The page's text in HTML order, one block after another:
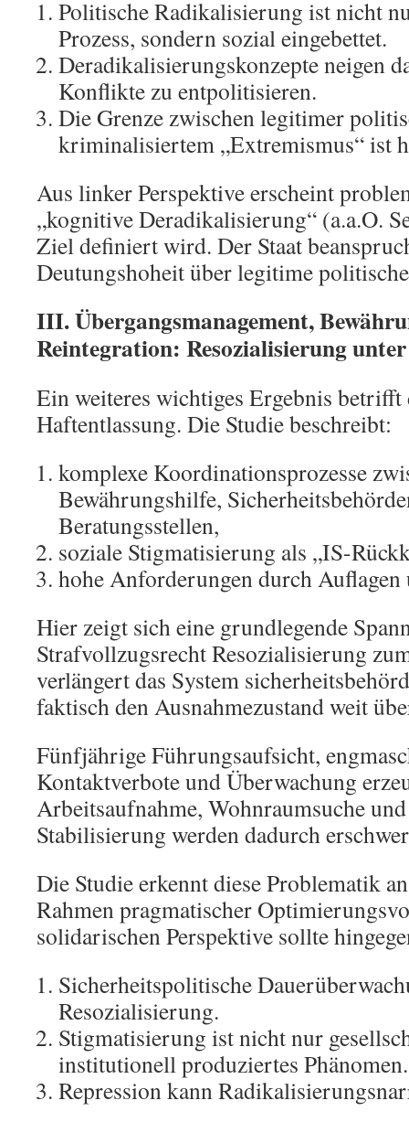
Politische Radikalisierung ist nicht
Prozess, sondern sozial eingebettet.
Deradikalisierungskonzepte neigen
Konflikte zu entpolitisieren.
Die Grenze zwischen legitimer
kriminalisiertem „Extremismus“ ist
Aus linker Perspektive erscheint
„kognitive Deradikalisierung“ (a.a.O.
Ziel definiert wird. Der Staat
Deutungshoheit über legitime
III. Übergangsmanagement,
Reintegration: Resozialisierung
Ein weiteres wichtiges Ergebnis
Haftentlassung. Die Studie beschreibt:
komplexe Koordinationsprozesse
Bewährungshilfe,
Beratungsstellen,
soziale Stigmatisierung als „IS-
hohe Anforderungen durch Auflagen
Hier zeigt sich eine grundlegende
Strafvollzugsrecht Resozialisierung
verlängert das System
faktisch den Ausnahmezustand weit
Fünfjährige Führungsaufsicht,
Kontaktverbote und Überwachung
Arbeitsaufnahme, Wohnraumsuche
Stabilisierung werden dadurch
Die Studie erkennt diese Problematik
Rahmen pragmatischer
solidarischen Perspektive sollte
Sicherheitspolitische
Resozialisierung.
Stigmatisierung ist nicht nur
institutionell produziertes Phänomen.
Repression kann